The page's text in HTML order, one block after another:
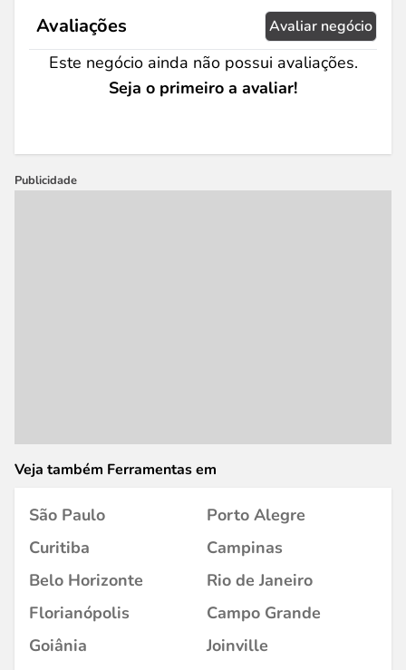
Avaliações Avaliar negócio
Este negócio ainda não possui avaliações.
Seja o primeiro a avaliar!
Publicidade
Veja também Ferramentas em
São Paulo
Porto Alegre
Curitiba
Campinas
Belo Horizonte
Rio de Janeiro
Florianópolis
Campo Grande
Goiânia
Joinville